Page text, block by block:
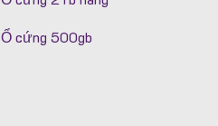
Ổ cứng 500gb